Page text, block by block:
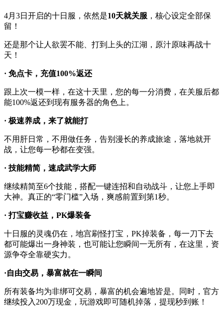
4月3日开启的十日服，依然是10天就关服 ，核心设定全部保
留！
还是那个让人欲罢不能、打到上头的江湖，原汁原味再战十
天！
· 免点卡，充值100%返还
跟上次一模一样，在这十天里，您的每一分消费，在关服后都
能100%返还到现有服务器的角色上。
· 极速养成，来了就能打
不用肝日常，不用做任务，告别漫长的养成旅途，落地就开
战，让您每一秒都在变强。
· 技能精简，速成武学大师
继续精简至6个技能，搭配一键连招和自动战斗，让您上手即
大神。真正的“零门槛”入场，爽感前置到第1秒。
· 打宝赚收益，PK爆装备
十日服的灵魂仍在，地宫刷怪打宝，PK掉装备，每一刀下去
都可能爆出一身神装，也可能让您瞬间一无所有，在这里，资
源争夺全靠硬实力。
·自由交易，暴富就在一瞬间
所有装备均为非绑可交易，暴富的机会遍地皆是。同时，官方
继续投入200万现金，玩游戏即可随机掉落，提现秒到账！